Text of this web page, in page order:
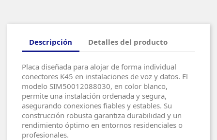
Descripción Detalles del producto
Placa diseñada para alojar de forma individual
conectores K45 en instalaciones de voz y datos. El
modelo SIM50012088030, en color blanco,
permite una instalación ordenada y segura,
asegurando conexiones fiables y estables. Su
construcción robusta garantiza durabilidad y un
rendimiento óptimo en entornos residenciales o
profesionales.